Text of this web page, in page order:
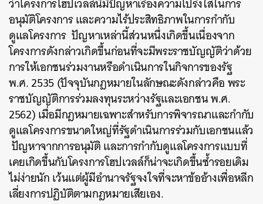
อนุมัติโครงการและความไร้ประสิทธิภาพในการกำกับ
ดูแลโครงการ ปัญหาเหล่านี้ส่วนหนึ่งเกิดขึ้นเนื่องจาก
โครงการดังกล่าวเกิดขึ้นก่อนที่จะมีพระราชบัญญัติว่าด้วย
การให้เอกชนร่วมงานหรือดำเนินการในกิจการของรัฐ
พ.ศ. 2535 (ปัจจุบันกฎหมายในลักษณะดังกล่าวคือ พระ
ราชบัญญัติการร่วมลงทุนระหว่างรัฐและเอกชน พ.ศ.
2562) เมื่อมีกฎหมายเฉพาะสำหรับการพิจารณาและกำกับ
ดูแลโครงการขนาดใหญ่ที่รัฐดำเนินการร่วมกับเอกชนแล้ว
ปัญหาจากการอนุมัติ และการกำกับดูแลโครงการแบบที่
เคยเกิดขึ้นกับโครงการโฮปเวลล์ก็น่าจะเกิดขึ้นซ้ำรอยเดิม
ไม่ง่ายนัก เว้นแต่ผู้มีอำนาจรัฐจงใจที่จะหาข้ออ้างเพื่อหลีก
เลี่ยงการปฏิบัติตามกฎหมายเสียเอง.